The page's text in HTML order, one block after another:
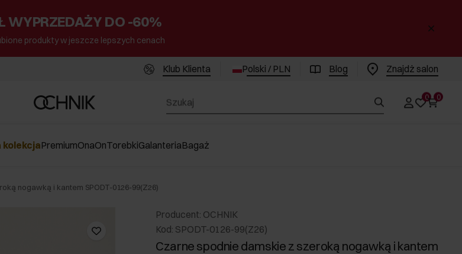
WYPRZEDAŻY DO -60%
produkty w jeszcze lepszych cenach
Klub Klienta Polski / PLN Blog Znajdż salon
0 0
kolekcjaPremiumOnaOnTorebkiGalanteriaBagaż
nogawką i kantem SPODT-0126-99(Z26)
Producent: OCHNIK
Kod: SPODT-0126-99(Z26)
Czarne spodnie damskie z szeroką nogawką i kantem